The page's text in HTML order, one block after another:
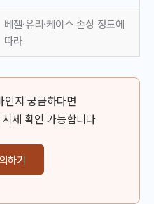
베젤·유리·케이스 손상 정도에
따라
인지 궁금하다면
세 확인 가능합니다
하기